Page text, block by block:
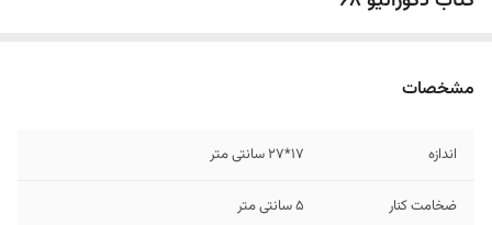
مشخصات
اندازه 17*27 سانتی متر
ضخامت کنار 5 سانتی متر